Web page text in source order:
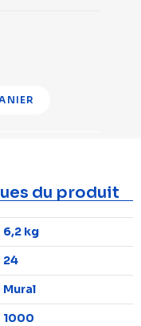
du produit
6,2 kg
24
Mural
1000